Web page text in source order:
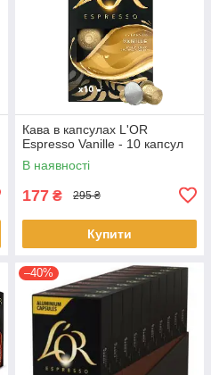
Кава в капсулах L'OR
Espresso Vanille - 10 капсул
В наявності
177 ₴ 295 ₴
Купити
–40%